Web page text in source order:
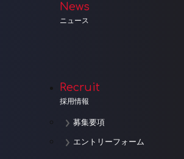
News
ニュース
Recruit
採用情報
募集要項
エントリーフォーム